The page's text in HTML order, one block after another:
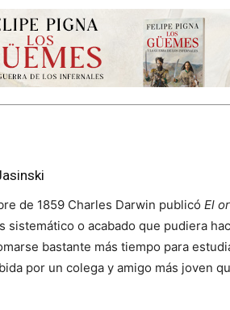
de 1859 Charles Darwin publicó El
sistemático o acabado que pudiera
bastante más tiempo para
por un colega y amigo más joven